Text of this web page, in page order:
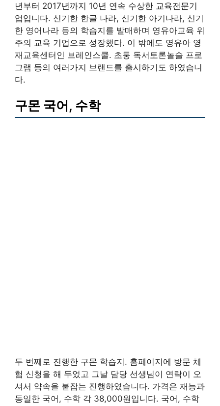
년부터 2017년까지 10년 연속 수상한 교육전문기
업입니다. 신기한 한글 나라, 신기한 아기나라, 신기
한 영어나라 등의 학습지를 발매하며 영유아교육 위
주의 교육 기업으로 성장했다. 이 밖에도 영유아 영
재교육센터인 브레인스쿨. 초둥 독서토론놀술 프로
그램 등의 여러가지 브랜드를 출시하기도 하였습니
다.
구몬 국어, 수학
두 번째로 진행한 구몬 학습지. 홈페이지에 방문 체
험 신청을 해 두었고 그날 담당 선생님이 연락이 오
셔서 약속을 붙잡는 진행하였습니다. 가격은 재능과
동일한 국어, 수학 각 38,000원입니다. 국어, 수학